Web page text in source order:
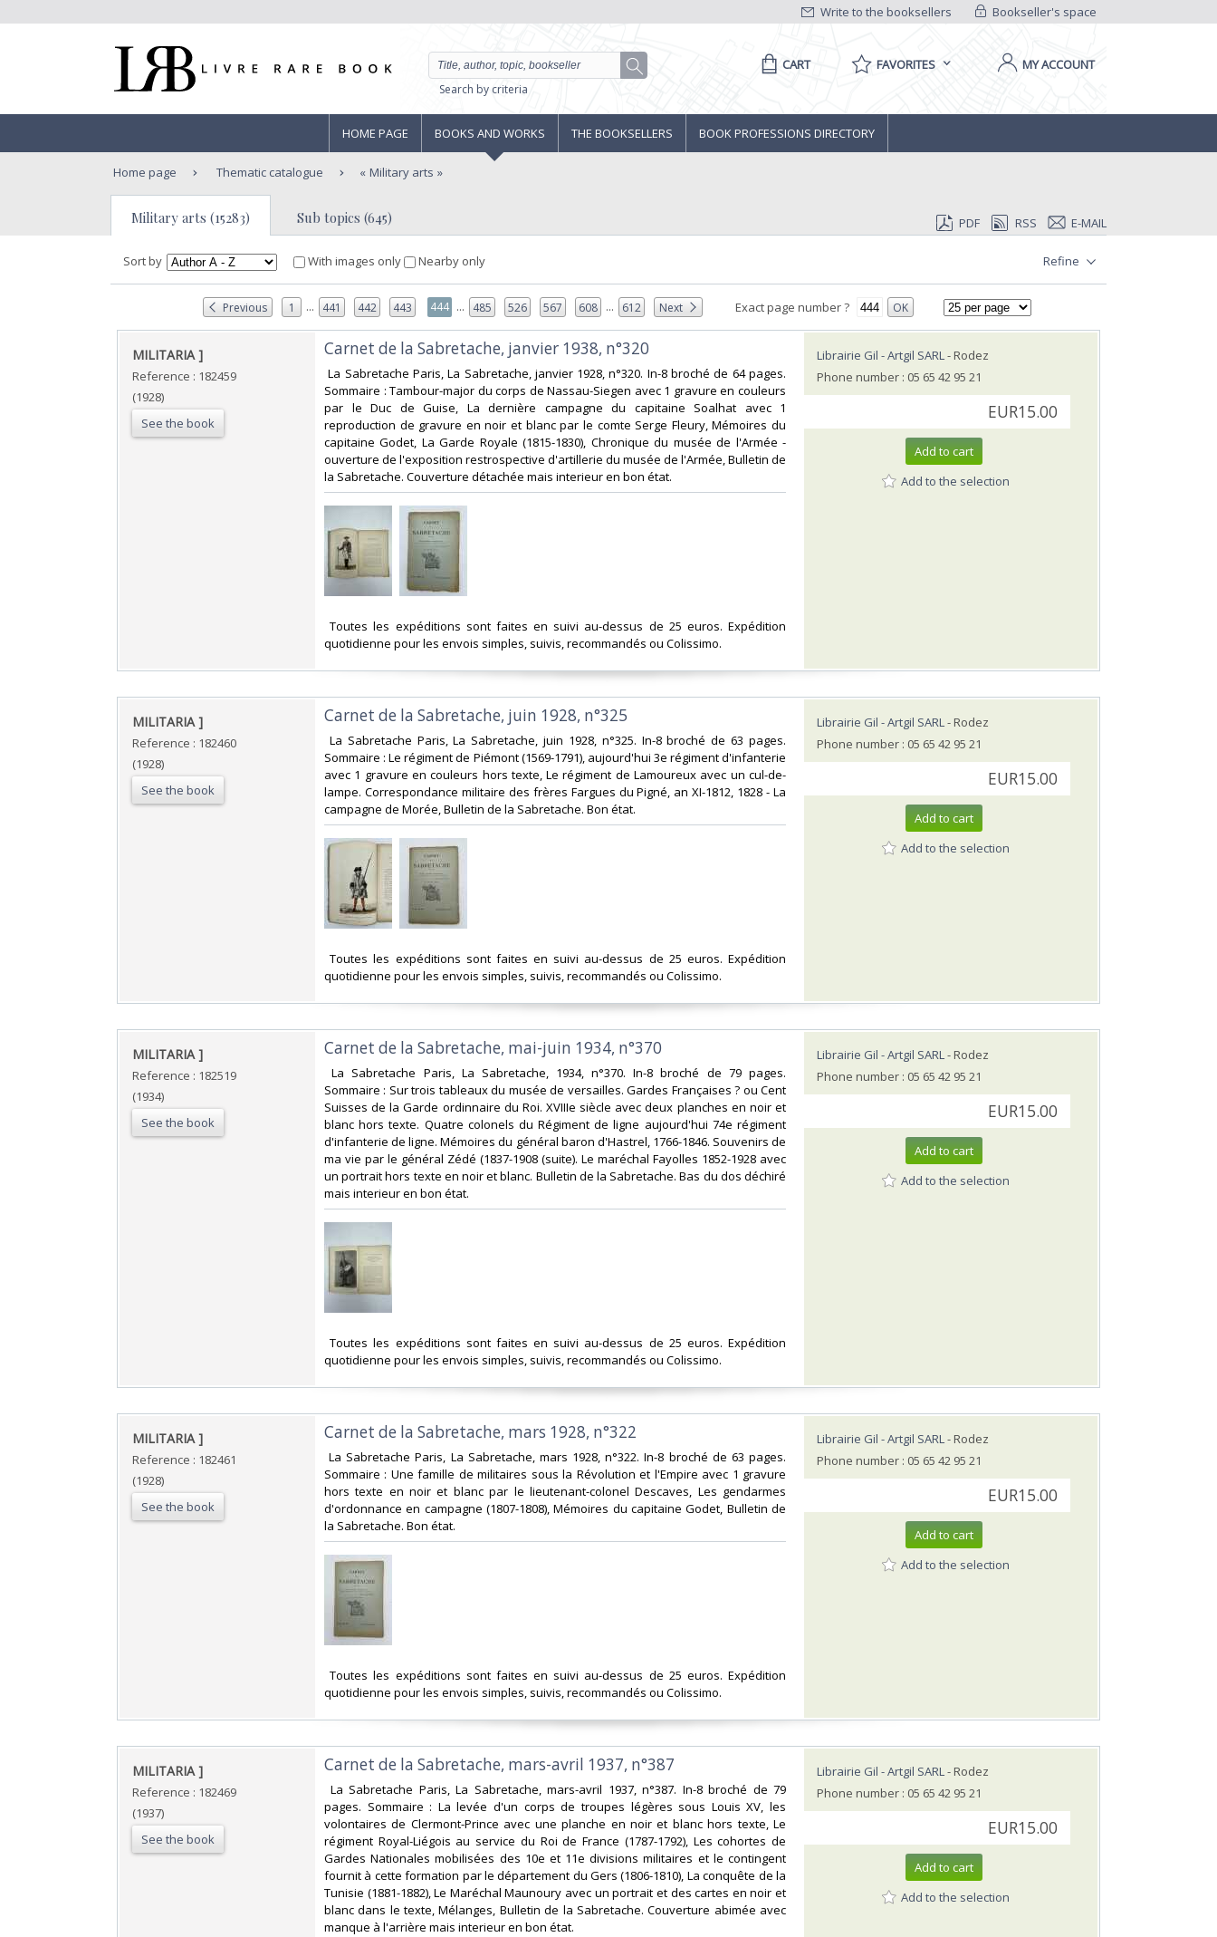
Bookseller's space
Write to the booksellers
Search by criteria
CART FAVORITES MY ACCOUNT
HOME PAGE BOOKS AND WORKS THE BOOKSELLERS BOOK PROFESSIONS DIRECTORY
Home page Thematic catalogue Military arts
Military arts (15283) Sub topics (645) PDF RSS E-MAIL
Sort by With images only Nearby only Refine
Previous 1 ... 441 442 443 444 ... 485 526 567 608 ... 612 Next Exact page number ? OK
‎MILITARIA ]‎
Reference : 182459
(1928)
See the book
‎Carnet de la Sabretache, janvier 1938, n°320‎
‎ La Sabretache Paris, La Sabretache, janvier 1928, n°320. In-8 broché de 64 pages.
Sommaire : Tambour-major du corps de Nassau-Siegen avec 1 gravure en couleurs
par le Duc de Guise, La dernière campagne du capitaine Soalhat avec 1
reproduction de gravure en noir et blanc par le comte Serge Fleury, Mémoires du
capitaine Godet, La Garde Royale (1815-1830), Chronique du musée de l'Armée -
ouverture de l'exposition restrospective d'artillerie du musée de l'Armée, Bulletin de
la Sabretache. Couverture détachée mais interieur en bon état.‎
‎ Toutes les expéditions sont faites en suivi au-dessus de 25 euros. Expédition
quotidienne pour les envois simples, suivis, recommandés ou Colissimo. ‎
Librairie Gil - Artgil SARL- Rodez
Phone number : 05 65 42 95 21
EUR15.00
Add to cart
Add to the selection
‎MILITARIA ]‎
Reference : 182460
(1928)
See the book
‎Carnet de la Sabretache, juin 1928, n°325‎
‎ La Sabretache Paris, La Sabretache, juin 1928, n°325. In-8 broché de 63 pages.
Sommaire : Le régiment de Piémont (1569-1791), aujourd'hui 3e régiment d'infanterie
avec 1 gravure en couleurs hors texte, Le régiment de Lamoureux avec un cul-de-
lampe. Correspondance militaire des frères Fargues du Pigné, an XI-1812, 1828 - La
campagne de Morée, Bulletin de la Sabretache. Bon état.‎
‎ Toutes les expéditions sont faites en suivi au-dessus de 25 euros. Expédition
quotidienne pour les envois simples, suivis, recommandés ou Colissimo. ‎
Librairie Gil - Artgil SARL- Rodez
Phone number : 05 65 42 95 21
EUR15.00
Add to cart
Add to the selection
‎MILITARIA ]‎
Reference : 182519
(1934)
See the book
‎Carnet de la Sabretache, mai-juin 1934, n°370‎
‎ La Sabretache Paris, La Sabretache, 1934, n°370. In-8 broché de 79 pages.
Sommaire : Sur trois tableaux du musée de versailles. Gardes Françaises ? ou Cent
Suisses de la Garde ordinnaire du Roi. XVIIIe siècle avec deux planches en noir et
blanc hors texte. Quatre colonels du Régiment de ligne aujourd'hui 74e régiment
d'infanterie de ligne. Mémoires du général baron d'Hastrel, 1766-1846. Souvenirs de
ma vie par le général Zédé (1837-1908 (suite). Le maréchal Fayolles 1852-1928 avec
un portrait hors texte en noir et blanc. Bulletin de la Sabretache. Bas du dos déchiré
mais interieur en bon état.‎
‎ Toutes les expéditions sont faites en suivi au-dessus de 25 euros. Expédition
quotidienne pour les envois simples, suivis, recommandés ou Colissimo. ‎
Librairie Gil - Artgil SARL- Rodez
Phone number : 05 65 42 95 21
EUR15.00
Add to cart
Add to the selection
‎MILITARIA ]‎
Reference : 182461
(1928)
See the book
‎Carnet de la Sabretache, mars 1928, n°322‎
‎ La Sabretache Paris, La Sabretache, mars 1928, n°322. In-8 broché de 63 pages.
Sommaire : Une famille de militaires sous la Révolution et l'Empire avec 1 gravure
hors texte en noir et blanc par le lieutenant-colonel Descaves, Les gendarmes
d'ordonnance en campagne (1807-1808), Mémoires du capitaine Godet, Bulletin de
la Sabretache. Bon état.‎
‎ Toutes les expéditions sont faites en suivi au-dessus de 25 euros. Expédition
quotidienne pour les envois simples, suivis, recommandés ou Colissimo. ‎
Librairie Gil - Artgil SARL- Rodez
Phone number : 05 65 42 95 21
EUR15.00
Add to cart
Add to the selection
‎MILITARIA ]‎
Reference : 182469
(1937)
See the book
‎Carnet de la Sabretache, mars-avril 1937, n°387‎
‎ La Sabretache Paris, La Sabretache, mars-avril 1937, n°387. In-8 broché de 79
pages. Sommaire : La levée d'un corps de troupes légères sous Louis XV, les
volontaires de Clermont-Prince avec une planche en noir et blanc hors texte, Le
régiment Royal-Liégois au service du Roi de France (1787-1792), Les cohortes de
Gardes Nationales mobilisées des 10e et 11e divisions militaires et le contingent
fournit à cette formation par le département du Gers (1806-1810), La conquête de la
Tunisie (1881-1882), Le Maréchal Maunoury avec un portrait et des cartes en noir et
blanc dans le texte, Mélanges, Bulletin de la Sabretache. Couverture abimée avec
manque à l'arrière mais interieur en bon état.‎
Librairie Gil - Artgil SARL- Rodez
Phone number : 05 65 42 95 21
EUR15.00
Add to cart
Add to the selection